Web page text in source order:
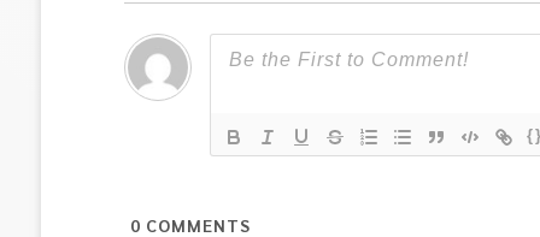
{}
0 COMMENTS